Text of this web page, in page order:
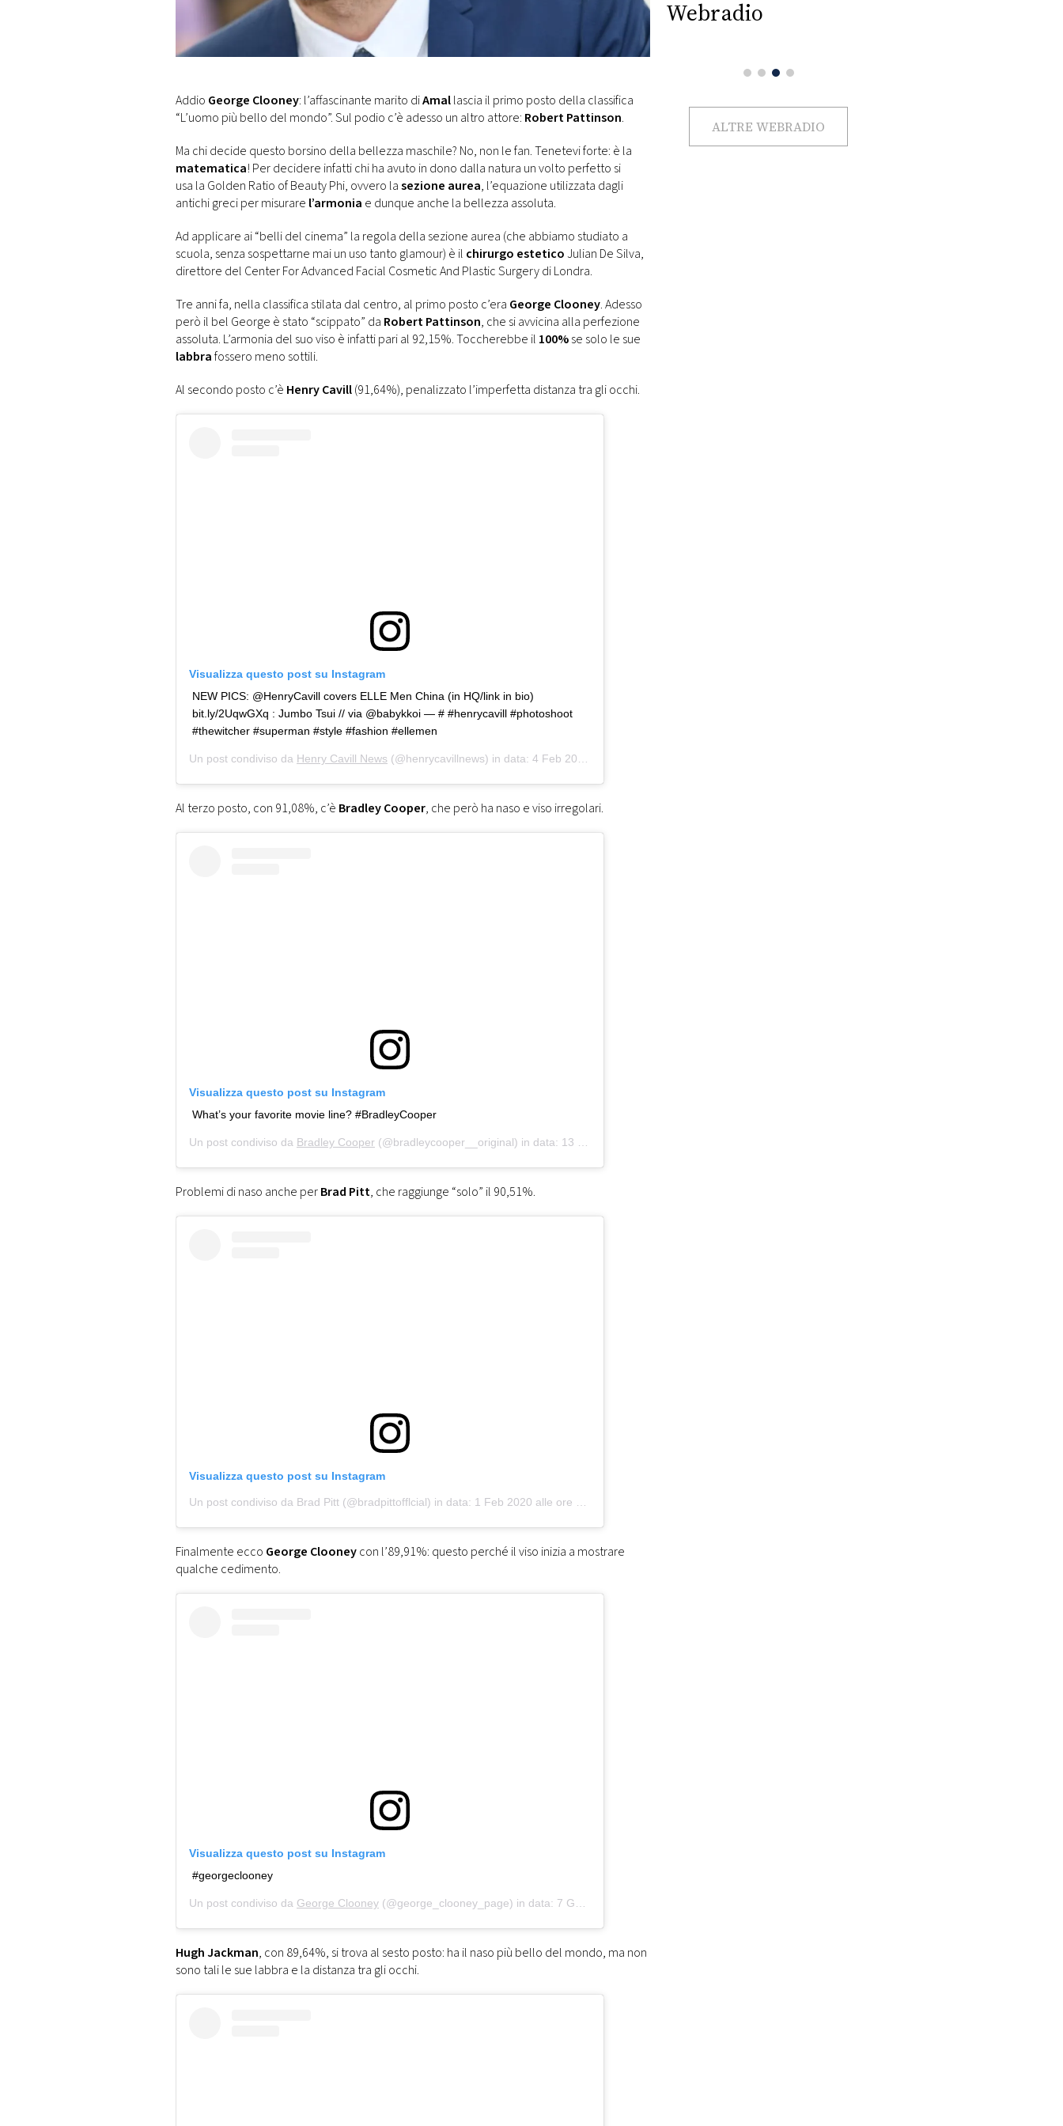
MONACO
Addio George Clooney: l’affascinante marito diAmallascia il primo posto della classifica
“L’uomo più bello del mondo”. Sul podio c’è adesso un altro attore: Robert Pattinson.
Ma chi decide questo borsino della bellezza maschile? No, non le fan. Tenetevi forte: è la
matematica! Per decidere infatti chi ha avuto in dono dalla natura un volto perfetto si
usa la Golden Ratio of Beauty Phi, ovvero lasezione aurea, l’equazione utilizzata dagli
antichi greci per misurare l’armonia e dunque anche la bellezza assoluta.
Ad applicare ai “belli del cinema” la regola della sezione aurea (che abbiamo studiato a
scuola, senza sospettarne mai un uso tanto glamour) è il chirurgo esteticoJulian De Silva,
direttore del Center For Advanced Facial Cosmetic And Plastic Surgery di Londra.
Tre anni fa, nella classifica stilata dal centro, al primo posto c’era George Clooney. Adesso
però il bel George è stato “scippato” da Robert Pattinson, che si avvicina alla perfezione
assoluta. L’armonia del suo viso è infatti pari al 92,15%. Toccherebbe il 100%se solo le sue
labbrafossero meno sottili.
Al secondo posto c’è Henry Cavill(91,64%), penalizzato l’imperfetta distanza tra gli occhi.
Visualizza questo post su Instagram
‪NEW PICS: @HenryCavill covers ELLE Men China (in HQ/link in bio)
bit.ly/2UqwGXq : Jumbo Tsui ‬// via @babykkoi — # #henrycavill #photoshoot
#thewitcher #superman #style #fashion #ellemen
Un post condiviso da Henry Cavill News (@henrycavillnews) in data: 4 Feb 2020 alle ore 11:25 PST
Al terzo posto, con 91,08%, c’è Bradley Cooper, che però ha naso e viso irregolari.
Visualizza questo post su Instagram
What’s your favorite movie line? #BradleyCooper
Un post condiviso da Bradley Cooper (@bradleycooper__original) in data: 13 Nov 2019 alle ore 2:06 PST
Problemi di naso anche perBrad Pitt, che raggiunge “solo” il 90,51%.
Visualizza questo post su Instagram
Un post condiviso da Brad Pitt (@bradpittofflcial) in data: 1 Feb 2020 alle ore 9:10 PST
Finalmente ecco George Clooneycon l’89,91%: questo perché il viso inizia a mostrare
qualche cedimento.
Visualizza questo post su Instagram
#georgeclooney
Un post condiviso da George Clooney (@george_clooney_page) in data: 7 Gen 2015 alle ore 9:27 PST
Hugh Jackman, con 89,64%, si trova al sesto posto: ha il naso più bello del mondo, ma non
sono tali le sue labbra e la distanza tra gli occhi.
Webradio
ALTRE WEBRADIO